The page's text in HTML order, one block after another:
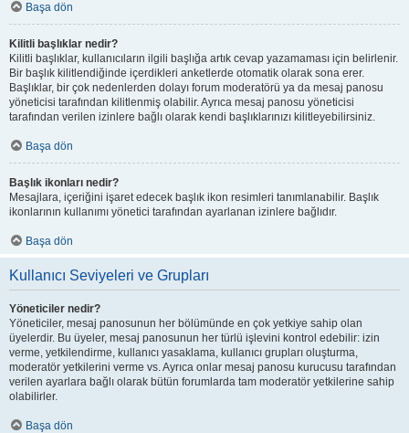
Başa dön
Kilitli başlıklar nedir?
Kilitli başlıklar, kullanıcıların ilgili başlığa artık cevap yazamaması için belirlenir.
Bir başlık kilitlendiğinde içerdikleri anketlerde otomatik olarak sona erer.
Başlıklar, bir çok nedenlerden dolayı forum moderatörü ya da mesaj panosu
yöneticisi tarafından kilitlenmiş olabilir. Ayrıca mesaj panosu yöneticisi
tarafından verilen izinlere bağlı olarak kendi başlıklarınızı kilitleyebilirsiniz.
Başa dön
Başlık ikonları nedir?
Mesajlara, içeriğini işaret edecek başlık ikon resimleri tanımlanabilir. Başlık
ikonlarının kullanımı yönetici tarafından ayarlanan izinlere bağlıdır.
Başa dön
Kullanıcı Seviyeleri ve Grupları
Yöneticiler nedir?
Yöneticiler, mesaj panosunun her bölümünde en çok yetkiye sahip olan
üyelerdir. Bu üyeler, mesaj panosunun her türlü işlevini kontrol edebilir: izin
verme, yetkilendirme, kullanıcı yasaklama, kullanıcı grupları oluşturma,
moderatör yetkilerini verme vs. Ayrıca onlar mesaj panosu kurucusu tarafından
verilen ayarlara bağlı olarak bütün forumlarda tam moderatör yetkilerine sahip
olabilirler.
Başa dön